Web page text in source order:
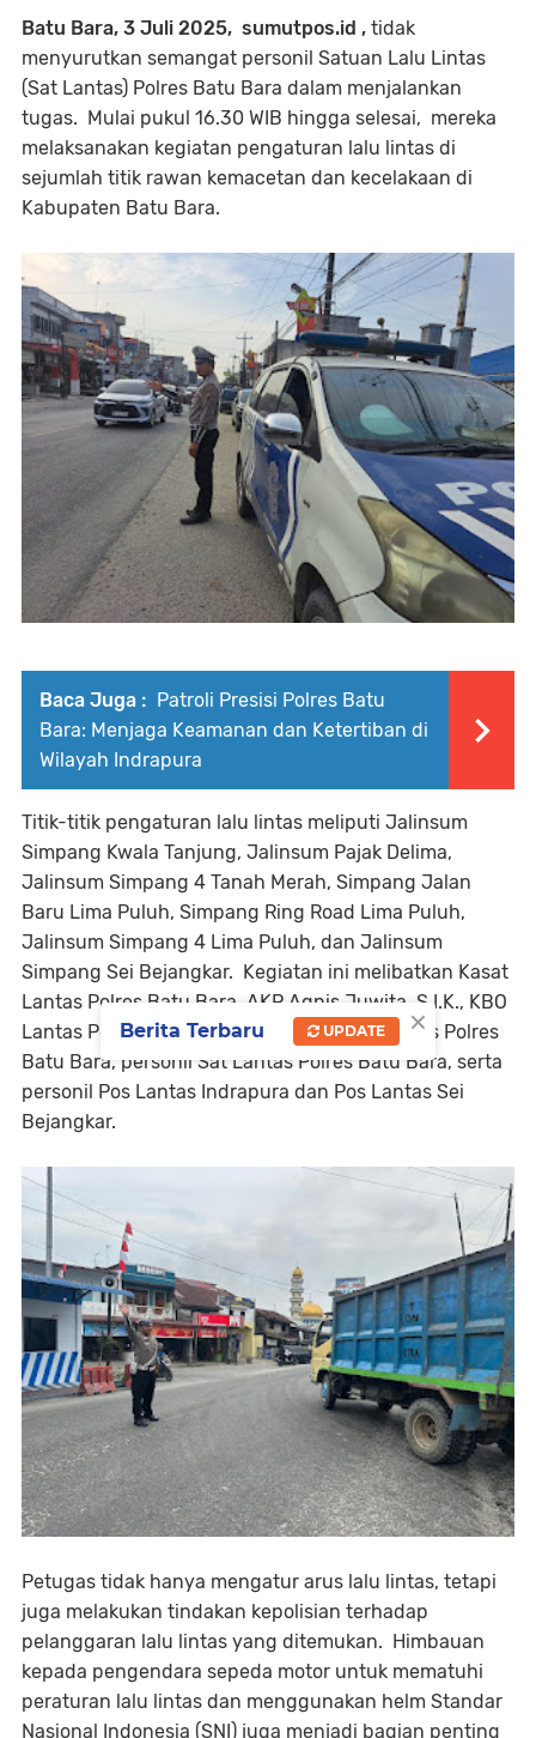
Batu Bara, 3 Juli 2025, sumutpos.id , tidak
menyurutkan semangat personil Satuan Lalu Lintas
(Sat Lantas) Polres Batu Bara dalam menjalankan
tugas. Mulai pukul 16.30 WIB hingga selesai, mereka
melaksanakan kegiatan pengaturan lalu lintas di
sejumlah titik rawan kemacetan dan kecelakaan di
Kabupaten Batu Bara.
Baca Juga : Patroli Presisi Polres Batu
Bara: Menjaga Keamanan dan Ketertiban di
Wilayah Indrapura
Titik-titik pengaturan lalu lintas meliputi Jalinsum
Simpang Kwala Tanjung, Jalinsum Pajak Delima,
Jalinsum Simpang 4 Tanah Merah, Simpang Jalan
Baru Lima Puluh, Simpang Ring Road Lima Puluh,
Jalinsum Simpang 4 Lima Puluh, dan Jalinsum
Simpang Sei Bejangkar. Kegiatan ini melibatkan Kasat
Lantas Polres Batu Bara, AKP Agnis Juwita, S.I.K., KBO
Lantas Polres Batu Bara, para Kanit Sat Lantas Polres
Batu Bara, personil Sat Lantas Polres Batu Bara, serta
personil Pos Lantas Indrapura dan Pos Lantas Sei
Bejangkar.
Petugas tidak hanya mengatur arus lalu lintas, tetapi
juga melakukan tindakan kepolisian terhadap
pelanggaran lalu lintas yang ditemukan. Himbauan
kepada pengendara sepeda motor untuk mematuhi
peraturan lalu lintas dan menggunakan helm Standar
Nasional Indonesia (SNI) juga menjadi bagian penting
×
Berita Terbaru UPDATE